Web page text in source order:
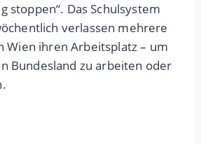
stoppen“. Das Schulsystem
verlassen mehrere
Wien ihren Arbeitsplatz – um
Bundesland zu arbeiten oder